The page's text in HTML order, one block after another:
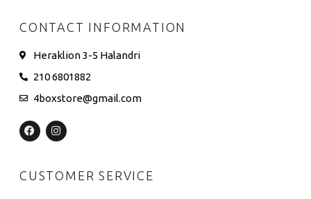
CONTACT INFORMATION
Heraklion 3-5 Halandri
210 6801882
4boxstore@gmail.com
CUSTOMER SERVICE